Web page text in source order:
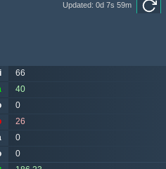
Updated: 0d 7s 59m
66
40
0
26
0
0